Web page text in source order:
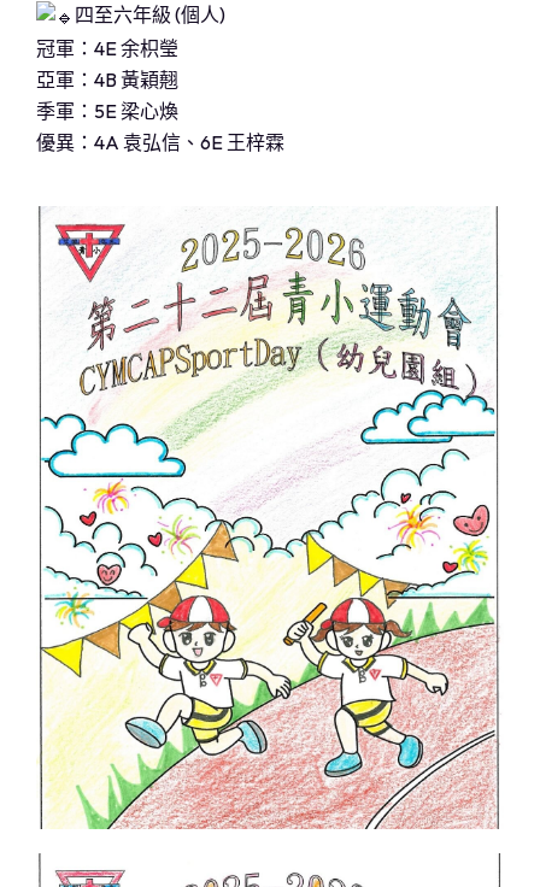
四至六年級 (個人)
冠軍：4E 余枳瑩
亞軍：4B 黃穎翹
季軍：5E 梁心煥
優異：4A 袁弘信、6E 王梓霖